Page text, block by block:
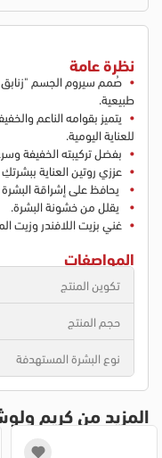
نظرة عامة
صُمم سيروم الجسم "زنابق
طبيعية.
يتميز بقوامه الناعم
للعناية اليومية.
بفضل تركيبته الخفيفة
عززي روتين العناية
يحافظ على إشراقة البشرة
يقلل من خشونة البشرة.
غني بزيت اللافندر وزيت
المواصفات
تكوين المنتج
حجم المنتج
نوع البشرة المستهدفة
المزيد من كريم